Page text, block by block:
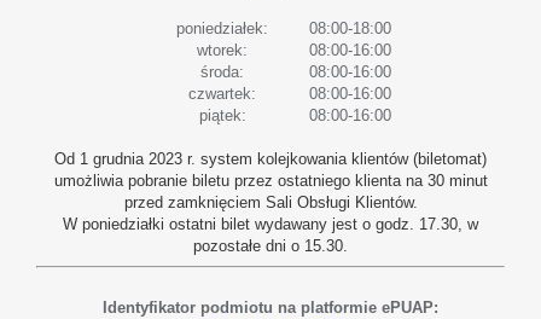
poniedziałek:
08:00-18:00
wtorek:
08:00-16:00
środa:
08:00-16:00
czwartek:
08:00-16:00
piątek:
08:00-16:00
Od 1 grudnia 2023 r. system kolejkowania klientów (biletomat)
umożliwia pobranie biletu przez ostatniego klienta na 30 minut
przed zamknięciem Sali Obsługi Klientów.
W poniedziałki ostatni bilet wydawany jest o godz. 17.30, w
pozostałe dni o 15.30.
Identyfikator podmiotu na platformie ePUAP: